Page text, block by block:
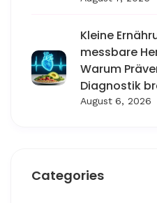
Kleine
messbare
Warum
Diagnostik
August 6, 2026
Categories